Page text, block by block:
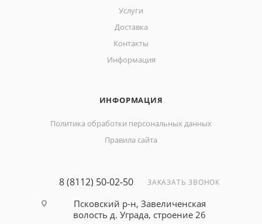
Услуги
Доставка
Контакты
Информация
ИНФОРМАЦИЯ
Политика обработки персональных данных
Правила сайта
8 (8112) 50-02-50 ЗАКАЗАТЬ ЗВОНОК
Псковский р-н, Завеличенская
волость д. Уграда, строение 26